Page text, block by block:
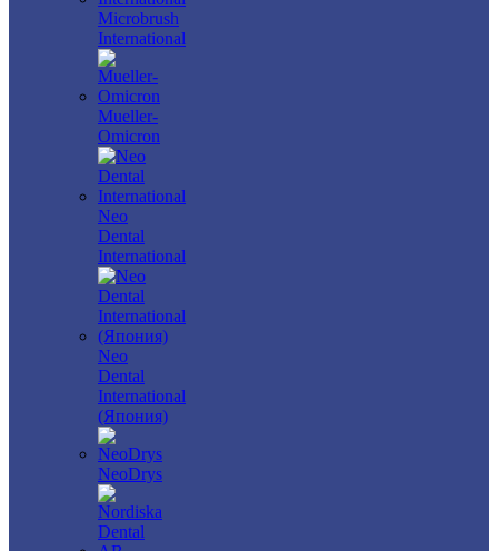
Microbrush
International
Mueller-
Omicron
Neo
Dental
International
Neo
Dental
International
(Япония)
NeoDrys